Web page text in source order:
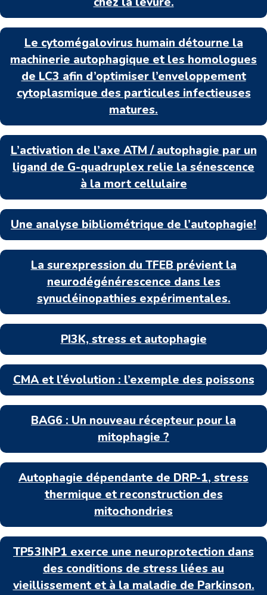
Le cytomégalovirus humain détourne la
machinerie autophagique et les homologues
de LC3 afin d’optimiser l’enveloppement
cytoplasmique des particules infectieuses
matures.
L’activation de l’axe ATM / autophagie par un
ligand de G-quadruplex relie la sénescence
à la mort cellulaire
Une analyse bibliométrique de l’autophagie!
La surexpression du TFEB prévient la
neurodégénérescence dans les
synucléinopathies expérimentales.
PI3K, stress et autophagie
CMA et l’évolution : l’exemple des poissons
BAG6 : Un nouveau récepteur pour la
mitophagie ?
Autophagie dépendante de DRP-1, stress
thermique et reconstruction des
mitochondries
TP53INP1 exerce une neuroprotection dans
des conditions de stress liées au
vieillissement et à la maladie de Parkinson.